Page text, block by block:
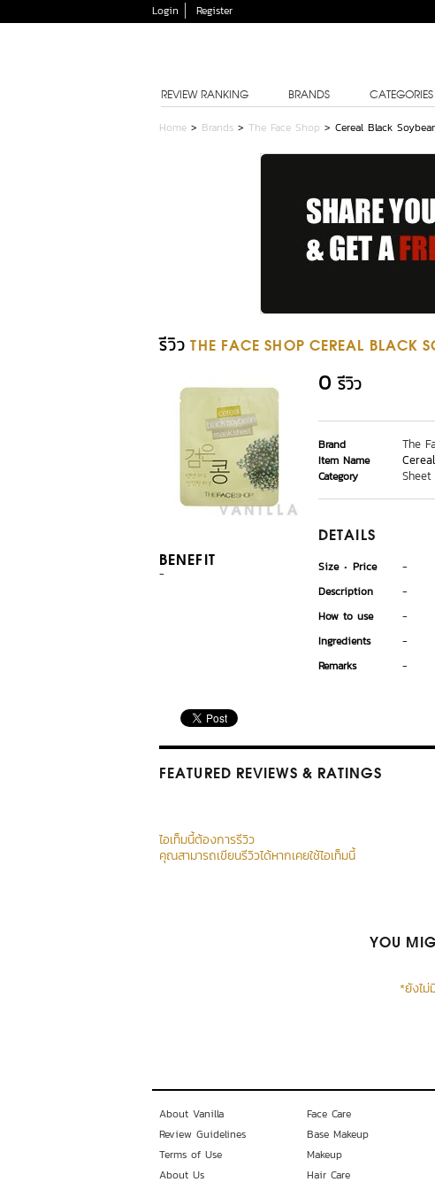
Login Register
REVIEW RANKING BRANDS CATEGORIES
Home > Brands > The Face Shop > Cereal Black
รีวิว THE FACE SHOP CEREAL BLACK
BENEFIT
-
0 รีวิว
Brand The
Item Name
Category Sheet
DETAILS
Size Price
-
Description
-
How to use
-
Ingredients
-
Remarks
-
FEATURED REVIEWS & RATINGS
ไอเท็มนี้ต้องการรีวิว
คุณสามารถเขียนรีวิวได้หากเคยใช้ไอเท็มนี้
YOU
*ยังไม่
About Vanilla
Review Guidelines
Terms of Use
About Us
Face Care
Base Makeup
Makeup
Hair Care